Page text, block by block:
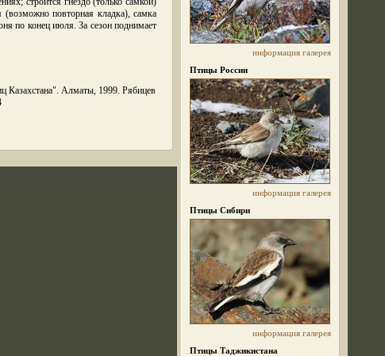
повторная кладка), самка
по конец июля. За сезон поднимает
Казахстана". Алматы, 1999. Рябицев
информация галерея
Птицы России
информация галерея
Птицы Сибири
информация галерея
Птицы Таджикистана